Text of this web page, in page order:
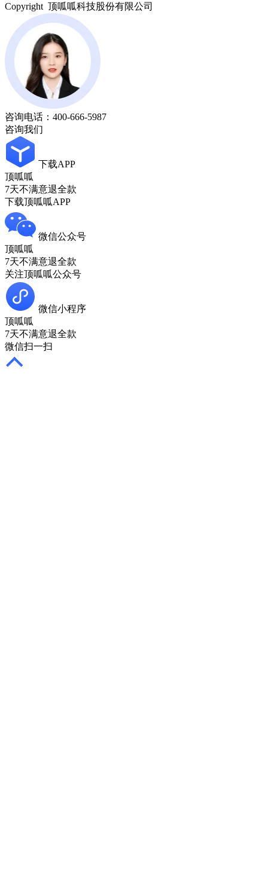
Copyright 顶呱呱科技股份有限公司
咨询电话： 400-666-5987
咨询我们
下载APP
顶呱呱
7天不满意退全款
下载顶呱呱APP
微信公众号
顶呱呱
7天不满意退全款
关注顶呱呱公众号
微信小程序
顶呱呱
7天不满意退全款
微信扫一扫